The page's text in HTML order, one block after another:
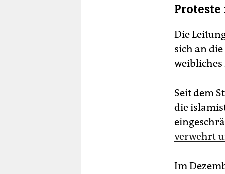
Die
sich an
Seit dem
die
verwehrt
Im